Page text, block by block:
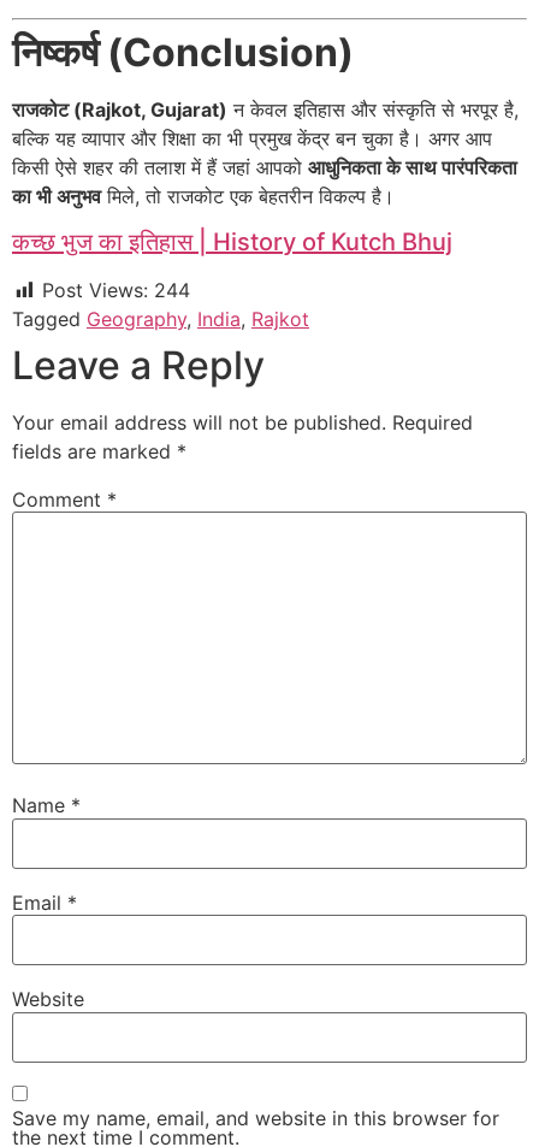
निष्कर्ष (Conclusion)
राजकोट (Rajkot, Gujarat) न केवल इतिहास और संस्कृति से भरपूर है,
बल्कि यह व्यापार और शिक्षा का भी प्रमुख केंद्र बन चुका है। अगर आप
किसी ऐसे शहर की तलाश में हैं जहां आपको आधुनिकता के साथ पारंपरिकता
का भी अनुभवमिले, तो राजकोट एक बेहतरीन विकल्प है।
कच्छ भुज का इतिहास | History of Kutch Bhuj
Post Views: 244
Tagged Geography, India, Rajkot
Leave a Reply
Your email address will not be published. Required
fields are marked *
Comment *
Name *
Email *
Website
Save my name, email, and website in this browser for
the next time I comment.